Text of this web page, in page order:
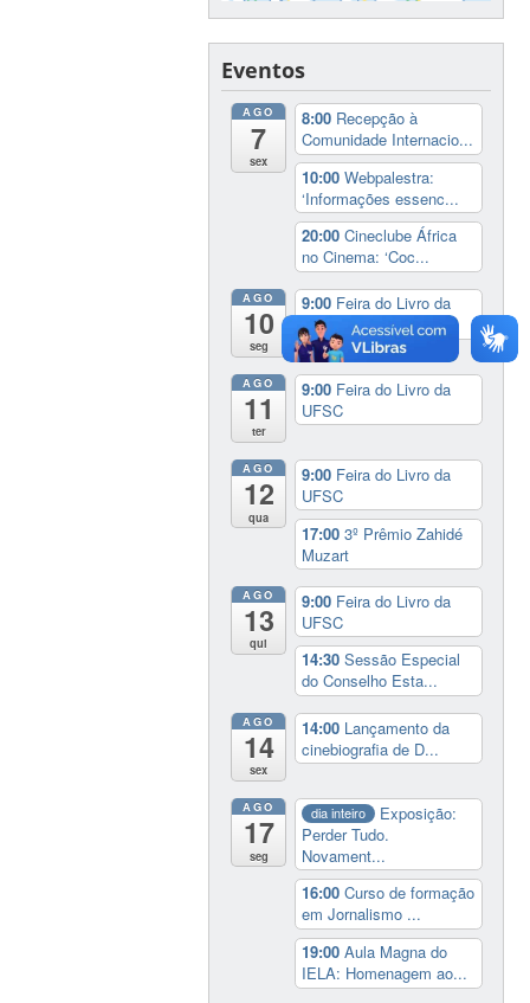
Eventos
AGO
7
sex
8:00 Recepção à
Comunidade Internacio...
10:00Webpalestra:
‘Informações essenc...
20:00Cineclube África
no Cinema: ‘Coc...
AGO
10
seg
9:00 Feira do Livro da
UFSC
AGO
11
ter
9:00 Feira do Livro da
UFSC
AGO
12
qua
9:00 Feira do Livro da
UFSC
17:003º Prêmio Zahidé
Muzart
AGO
13
qui
9:00 Feira do Livro da
UFSC
14:30Sessão Especial
do Conselho Esta...
AGO
14
sex
14:00 Lançamento da
cinebiografia de D...
AGO
17
seg
dia inteiro
Exposição:
Perder Tudo.
Novament...
16:00Curso de formação
em Jornalismo ...
19:00Aula Magna do
IELA: Homenagem ao...